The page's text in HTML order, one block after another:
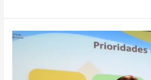
Salud
desde
la
porque